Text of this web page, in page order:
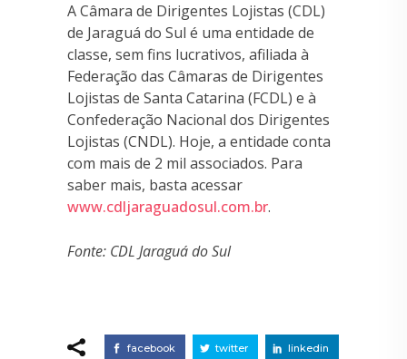
A Câmara de Dirigentes Lojistas (CDL)
de Jaraguá do Sul é uma entidade de
classe, sem fins lucrativos, afiliada à
Federação das Câmaras de Dirigentes
Lojistas de Santa Catarina (FCDL) e à
Confederação Nacional dos Dirigentes
Lojistas (CNDL). Hoje, a entidade conta
com mais de 2 mil associados. Para
saber mais, basta acessar
www.cdljaraguadosul.com.br.
Fonte: CDL Jaraguá do Sul
facebook twitter linkedin